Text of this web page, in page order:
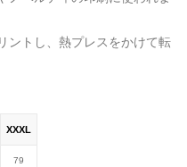
ントし、熱プレスをかけて転
XXXL
79